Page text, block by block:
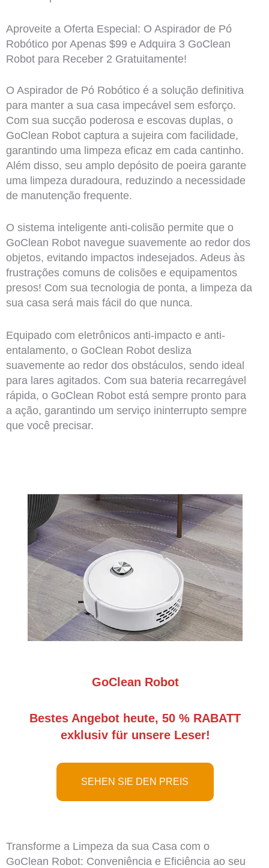
Aproveite a Oferta Especial: O Aspirador de Pó
Robótico por Apenas $99 e Adquira 3 GoClean
Robot para Receber 2 Gratuitamente!
O Aspirador de Pó Robótico é a solução definitiva
para manter a sua casa impecável sem esforço.
Com sua sucção poderosa e escovas duplas, o
GoClean Robot captura a sujeira com facilidade,
garantindo uma limpeza eficaz em cada cantinho.
Além disso, seu amplo depósito de poeira garante
uma limpeza duradoura, reduzindo a necessidade
de manutenção frequente.
O sistema inteligente anti-colisão permite que o
GoClean Robot navegue suavemente ao redor dos
objetos, evitando impactos indesejados. Adeus às
frustrações comuns de colisões e equipamentos
presos! Com sua tecnologia de ponta, a limpeza da
sua casa será mais fácil do que nunca.
Equipado com eletrônicos anti-impacto e anti-
entalamento, o GoClean Robot desliza
suavemente ao redor dos obstáculos, sendo ideal
para lares agitados. Com sua bateria recarregável
rápida, o GoClean Robot está sempre pronto para
a ação, garantindo um serviço ininterrupto sempre
que você precisar.
GoClean Robot
Bestes Angebot heute, 50 % RABATT
exklusiv für unsere Leser!
SEHEN SIE DEN PREIS
Transforme a Limpeza da sua Casa com o
GoClean Robot: Conveniência e Eficiência ao seu